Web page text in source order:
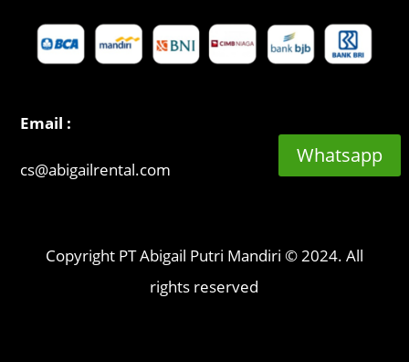
Email :
cs@abigailrental.com
Copyright PT Abigail Putri Mandiri © 2024. All
rights reserved
Whatsapp